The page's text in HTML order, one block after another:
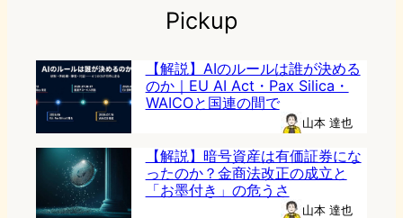
Pickup
【解説】AIのルールは誰が決める
のか｜EU AI Act・Pax Silica・
WAICOと国連の間で
山本 達也
【解説】暗号資産は有価証券にな
ったのか？金商法改正の成立と
「お墨付き」の危うさ
山本 達也